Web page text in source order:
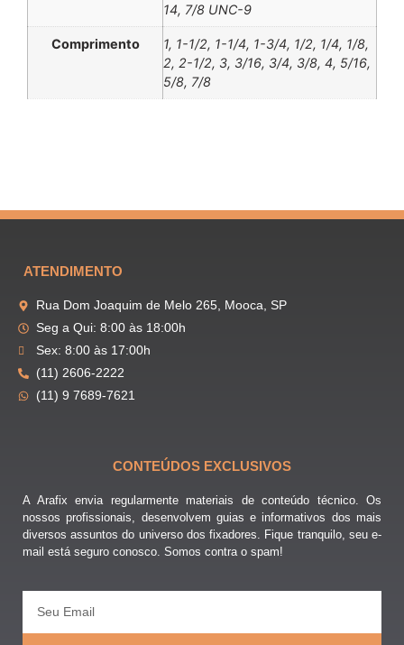
14, 7/8 UNC-9
Comprimento
1, 1-1/2, 1-1/4, 1-3/4, 1/2, 1/4, 1/8,
2, 2-1/2, 3, 3/16, 3/4, 3/8, 4, 5/16,
5/8, 7/8
ATENDIMENTO
Rua Dom Joaquim de Melo 265, Mooca, SP
Seg a Qui: 8:00 às 18:00h
Sex: 8:00 às 17:00h
(11) 2606-2222
(11) 9 7689-7621
CONTEÚDOS EXCLUSIVOS
A Arafix envia regularmente materiais de conteúdo técnico. Os
nossos profissionais, desenvolvem guias e informativos dos mais
diversos assuntos do universo dos fixadores. Fique tranquilo, seu e-
mail está seguro conosco. Somos contra o spam!